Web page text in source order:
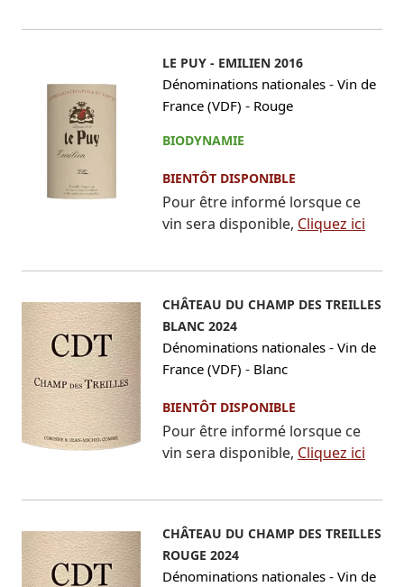
LE PUY - EMILIEN 2016
Dénominations nationales - Vin de
France (VDF) - Rouge
BIODYNAMIE
BIENTÔT DISPONIBLE
Pour être informé lorsque ce
vin sera disponible, Cliquez ici
CHÂTEAU DU CHAMP DES TREILLES
BLANC 2024
Dénominations nationales - Vin de
France (VDF) - Blanc
BIENTÔT DISPONIBLE
Pour être informé lorsque ce
vin sera disponible, Cliquez ici
CHÂTEAU DU CHAMP DES TREILLES
ROUGE 2024
Dénominations nationales - Vin de